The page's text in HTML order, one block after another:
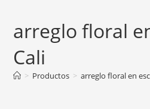
arreglo floral
Cali
> Productos > arreglo floral en